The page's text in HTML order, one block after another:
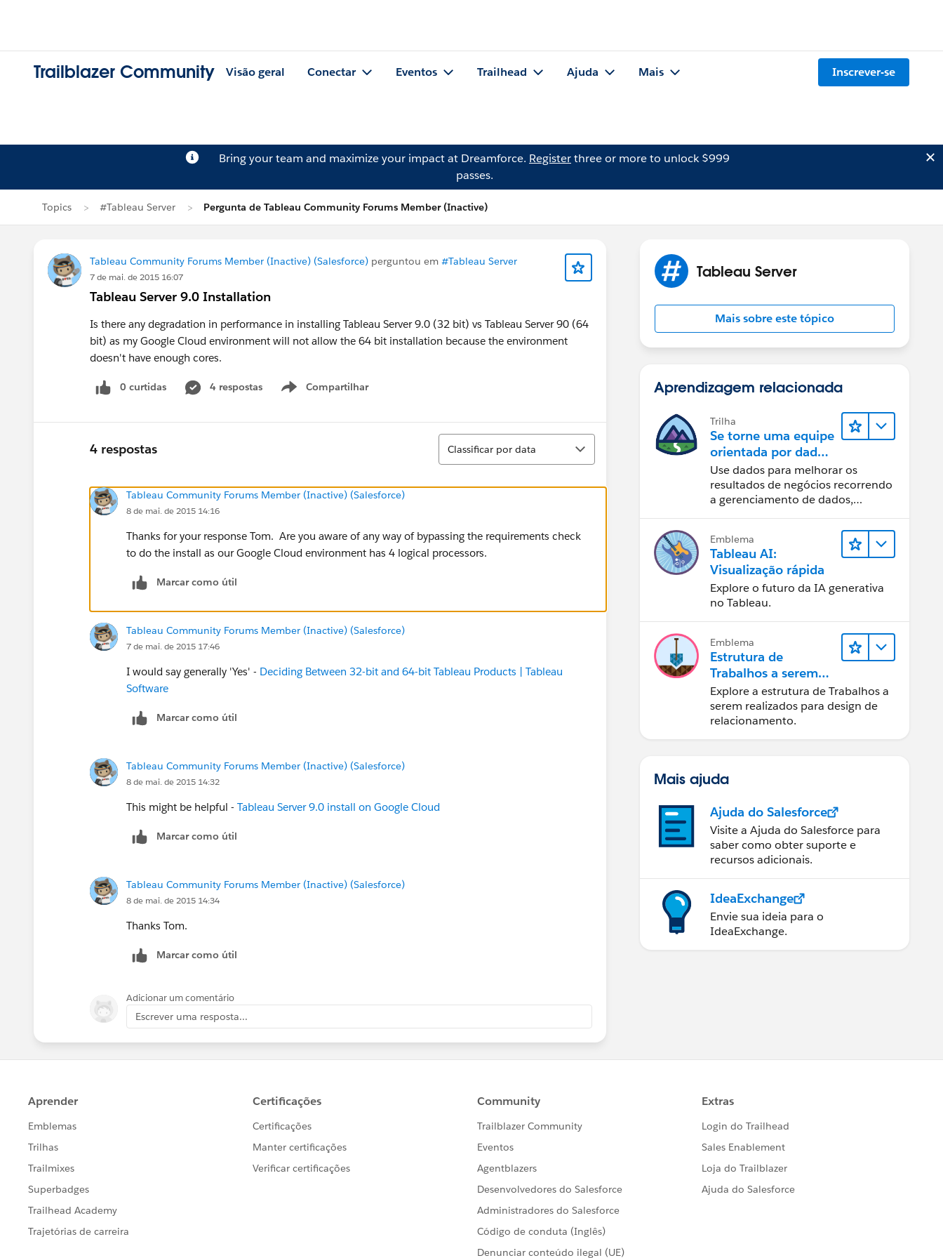
Trailblazer Community Visão geral Conectar Eventos Trailhead Ajuda Mais Inscrever-se
Bring your team and maximize your impact at Dreamforce. Registerthree or more to unlock $999
passes.
Topics #Tableau Server Pergunta de Tableau Community Forums Member (Inactive)
Tableau Community Forums Member (Inactive) (Salesforce) perguntou em #Tableau Server
7 de mai. de 2015 16:07
Tableau Server 9.0 Installation
Is there any degradation in performance in installing Tableau Server 9.0 (32 bit) vs Tableau Server 90 (64
bit) as my Google Cloud environment will not allow the 64 bit installation because the environment
doesn't have enough cores.
0 curtidas 4 respostas Compartilhar
Show menu
4 respostas
Classificar
Classificar por data
Tableau Community Forums Member (Inactive) (Salesforce)
8 de mai. de 2015 14:16
Thanks for your response Tom. Are you aware of any way of bypassing the requirements check
to do the install as our Google Cloud environment has 4 logical processors.
Marcar como útil
Tableau Community Forums Member (Inactive) (Salesforce)
7 de mai. de 2015 17:46
I would say generally 'Yes' - Deciding Between 32-bit and 64-bit Tableau Products | Tableau
Software
Marcar como útil
Tableau Community Forums Member (Inactive) (Salesforce)
8 de mai. de 2015 14:32
This might be helpful - Tableau Server 9.0 install on Google Cloud
Marcar como útil
Tableau Community Forums Member (Inactive) (Salesforce)
8 de mai. de 2015 14:34
Thanks Tom.
Marcar como útil
Adicionar um comentário
Escrever uma resposta...
Tableau Server
Mais sobre este tópico
Aprendizagem relacionada
Trilha
Se torne uma equipe
orientada por dados
usando o Tableau
Use dados para melhorar os
resultados de negócios recorrendo
a gerenciamento de dados,
de visualização de dados, narrativa
baseada em dados e colaboração.
Emblema
Tableau AI:
Visualização rápida
Explore o futuro da IA generativa
no Tableau.
Emblema
Estrutura de
Trabalhos a serem
realizados para
designers
Explore a estrutura de Trabalhos a
serem realizados para design de
relacionamento.
Mais ajuda
Ajuda do Salesforce
Visite a Ajuda do Salesforce para
saber como obter suporte e
recursos adicionais.
IdeaExchange
Envie sua ideia para o
IdeaExchange.